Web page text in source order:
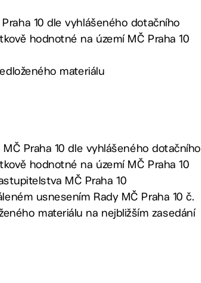
10 dle vyhlášeného dotačního
hodnotné na území MČ Praha 10
materiálu
Praha 10 dle vyhlášeného dotačního
hodnotné na území MČ Praha 10
MČ Praha 10
usnesením Rady MČ Praha 10 č.
materiálu na nejbližším zasedání